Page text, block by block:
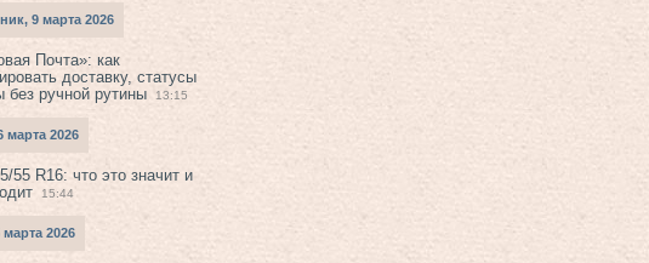
9 марта 2026
Почта»: как
доставку, статусы
без ручной рутины
13:15
марта 2026
55 R16: что это значит и
15:44
марта 2026